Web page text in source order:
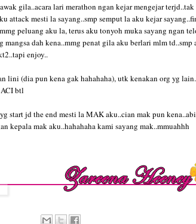
gila..acara lari merathon ngan kejar mengejar
attack mesti la sayang..smp semput la aku kejar
peluang aku la, terus aku tonyoh muka sayang ngan
mangsa dah kena..mmg penat gila aku berlari mlm td..smp
enjoy..
lini (dia pun kena gak hahahaha), utk kenakan org yg
btl
start jd the end mesti la MAK aku..cian mak pun
kepala mak aku..hahahaha kami sayang mak..mmuahhh